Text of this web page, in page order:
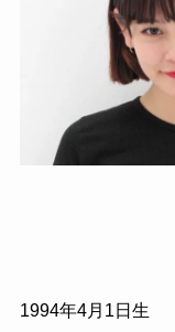
1994年4月 1 日生